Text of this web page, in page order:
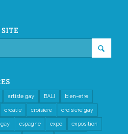
SITE
artiste gay BALI bien-etre
croatie croisiere croisiere gay
espagne expo exposition